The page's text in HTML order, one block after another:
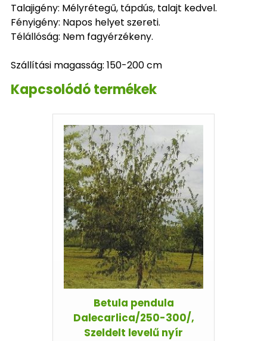
Talajigény: Mélyrétegű, tápdús, talajt kedvel.
Fényigény: Napos helyet szereti.
Télállóság: Nem fagyérzékeny.
Szállítási magasság: 150-200 cm
Kapcsolódó termékek
Betula pendula
Dalecarlica/250-300/,
Szeldelt levelű nyír